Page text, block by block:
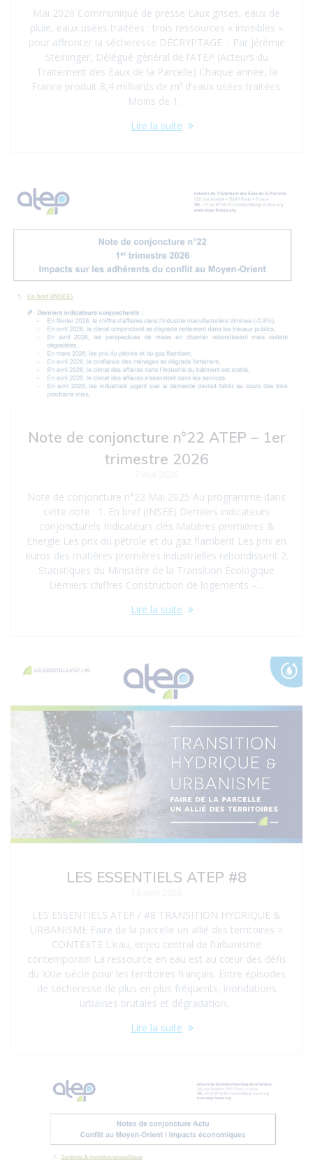
Mai 2026 Communiqué de presse Eaux grises, eaux de
pluie, eaux usées traitées : trois ressources « invisibles »
pour affronter la sécheresse DÉCRYPTAGE : Par Jérémie
Steininger, Délégué général de l’ATEP (Acteurs du
Traitement des Eaux de la Parcelle) Chaque année, la
France produit 8,4 milliards de m³ d’eaux usées traitées.
Moins de 1…
Lire la suite
Note de conjoncture n°22 ATEP – 1er
trimestre 2026
Note de conjoncture n°22 Mai 2025 Au programme dans
cette note : 1. En bref (INSEE) Derniers indicateurs
conjoncturels Indicateurs clés Matières premières &
Energie Les prix du pétrole et du gaz flambent Les prix en
euros des matières premières industrielles rebondissent 2.
Statistiques du Ministère de la Transition Écologique
Derniers chiffres Construction de logements –…
Lire la suite
LES ESSENTIELS ATEP #8
LES ESSENTIELS ATEP / #8 TRANSITION HYDRIQUE &
URBANISME Faire de la parcelle un allié des territoires >
CONTEXTE L’eau, enjeu central de l’urbanisme
contemporain La ressource en eau est au cœur des défis
du XXIe siècle pour les territoires français. Entre épisodes
de sécheresse de plus en plus fréquents, inondations
urbaines brutales et dégradation…
Lire la suite